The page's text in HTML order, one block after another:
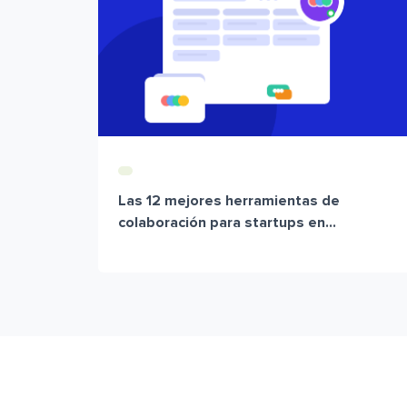
Las 12 mejores herramientas de
colaboración para startups en...